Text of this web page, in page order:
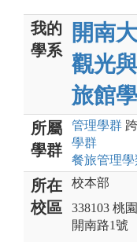
我的
學系
開南
觀光
旅館
所屬
學群
管理學群 跨
學群
餐旅管理學
所在
校區
校本部
338103 桃
開南路1號